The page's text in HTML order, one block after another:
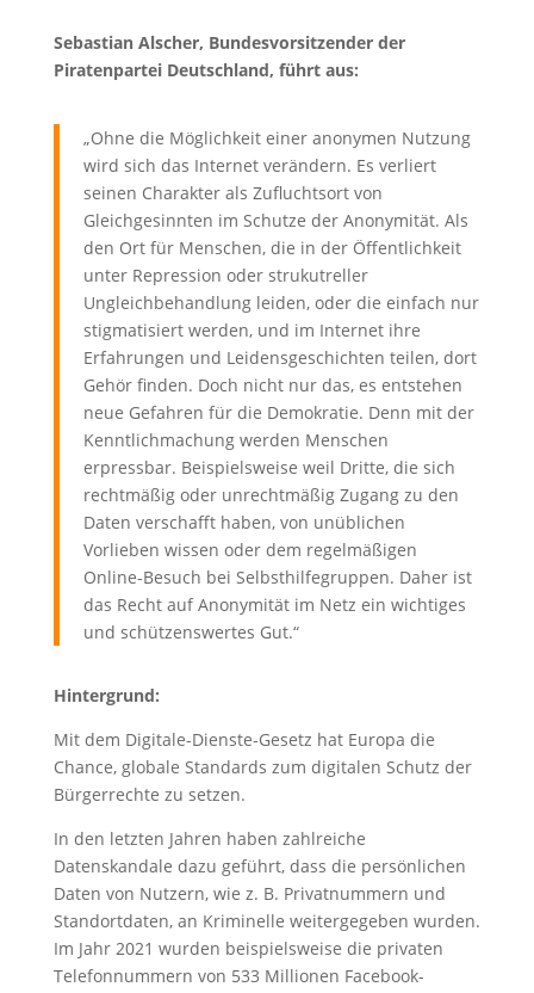
Sebastian Alscher, Bundesvorsitzender der
Piratenpartei Deutschland, führt aus:
„Ohne die Möglichkeit einer anonymen Nutzung
wird sich das Internet verändern. Es verliert
seinen Charakter als Zufluchtsort von
Gleichgesinnten im Schutze der Anonymität. Als
den Ort für Menschen, die in der Öffentlichkeit
unter Repression oder strukutreller
Ungleichbehandlung leiden, oder die einfach nur
stigmatisiert werden, und im Internet ihre
Erfahrungen und Leidensgeschichten teilen, dort
Gehör finden. Doch nicht nur das, es entstehen
neue Gefahren für die Demokratie. Denn mit der
Kenntlichmachung werden Menschen
erpressbar. Beispielsweise weil Dritte, die sich
rechtmäßig oder unrechtmäßig Zugang zu den
Daten verschafft haben, von unüblichen
Vorlieben wissen oder dem regelmäßigen
Online-Besuch bei Selbsthilfegruppen. Daher ist
das Recht auf Anonymität im Netz ein wichtiges
und schützenswertes Gut.“
Hintergrund:
Mit dem Digitale-Dienste-Gesetz hat Europa die
Chance, globale Standards zum digitalen Schutz der
Bürgerrechte zu setzen.
In den letzten Jahren haben zahlreiche
Datenskandale dazu geführt, dass die persönlichen
Daten von Nutzern, wie z. B. Privatnummern und
Standortdaten, an Kriminelle weitergegeben wurden.
Im Jahr 2021 wurden beispielsweise die privaten
Telefonnummern von 533 Millionen Facebook-